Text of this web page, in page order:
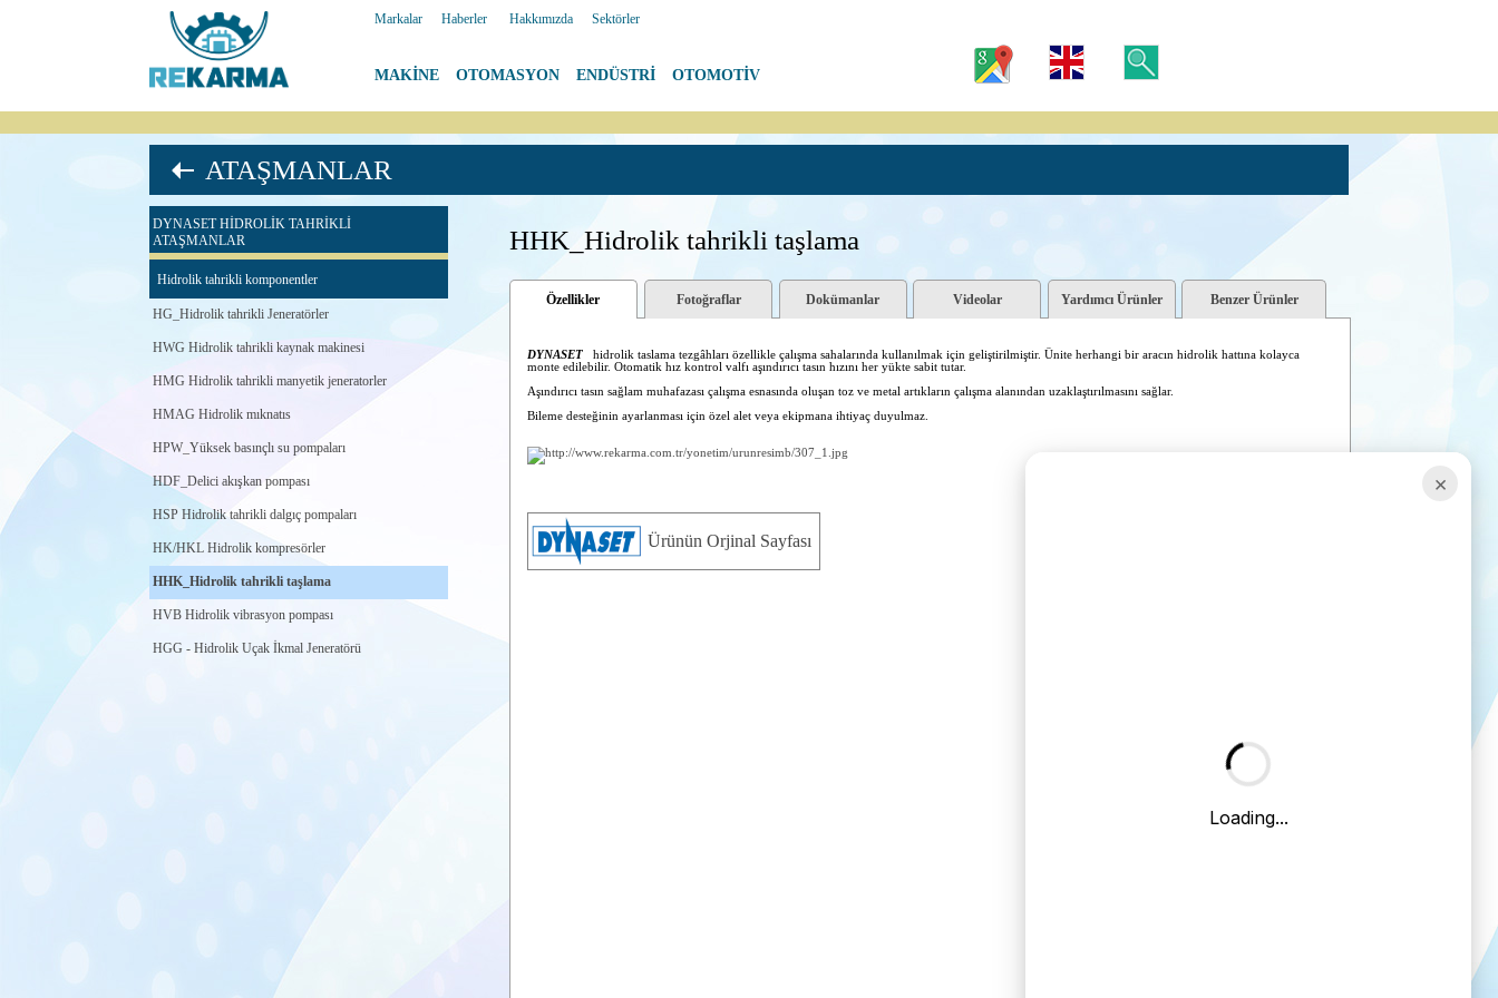
Markalar Haberler Hakkımızda Sektörler
MAKİNE OTOMASYON ENDÜSTRİ OTOMOTİV
ATAŞMANLAR
DYNASET HİDROLİK TAHRİKLİ
ATAŞMANLAR
Hidrolik tahrikli komponentler
HG_Hidrolik tahrikli Jeneratörler
HWG Hidrolik tahrikli kaynak makinesi
HMG Hidrolik tahrikli manyetik jeneratorler
HMAG Hidrolik mıknatıs
HPW_Yüksek basınçlı su pompaları
HDF_Delici akışkan pompası
HSP Hidrolik tahrikli dalgıç pompaları
HK/HKL Hidrolik kompresörler
HHK_Hidrolik tahrikli taşlama
HVB Hidrolik vibrasyon pompası
HGG - Hidrolik Uçak İkmal Jeneratörü
HHK_Hidrolik tahrikli taşlama
Özellikler Fotoğraflar Dokümanlar Videolar Yardımcı Ürünler Benzer Ürünler
DYNASET
hidrolik taslama tezgâhları özellikle çalışma sahalarında kullanılmak için geliştirilmiştir. Ünite herhangi bir aracın hidrolik hattına kolayca
monte edilebilir. Otomatik hız kontrol valfı aşındırıcı tasın hızını her yükte sabit tutar.
Aşındırıcı tasın sağlam muhafazası çalışma esnasında oluşan toz ve metal artıkların çalışma alanından uzaklaştırılmasını sağlar.
Bileme desteğinin ayarlanması için özel alet veya ekipmana ihtiyaç duyulmaz.
Ürünün Orjinal Sayfası
×